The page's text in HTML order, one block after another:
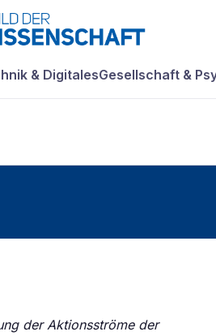
& DigitalesGesellschaft &
der Aktionsströme der